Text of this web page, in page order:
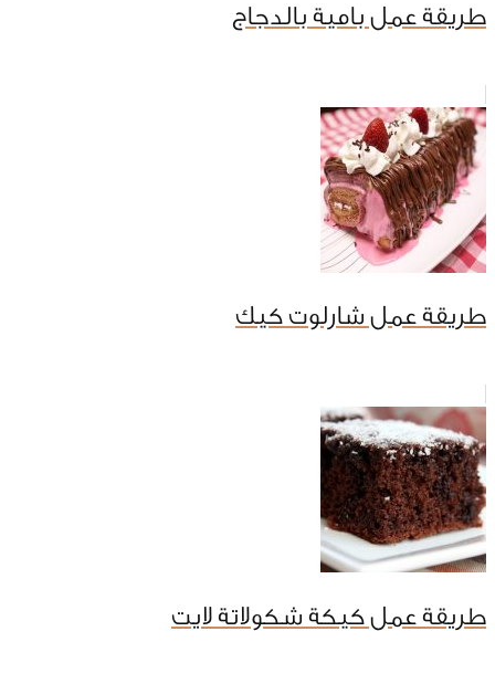
طريقة عمل بامية بالدجاج
طريقة عمل شارلوت كيك
طريقة عمل كيكة شكولاتة لايت